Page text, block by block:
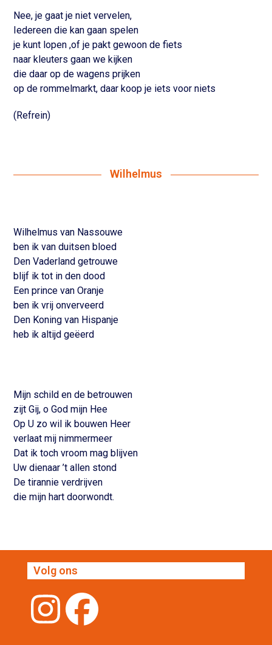
Nee, je gaat je niet vervelen,
Iedereen die kan gaan spelen
je kunt lopen ,of je pakt gewoon de fiets
naar kleuters gaan we kijken
die daar op de wagens prijken
op de rommelmarkt, daar koop je iets voor niets
(Refrein)
Wilhelmus
Wilhelmus van Nassouwe
ben ik van duitsen bloed
Den Vaderland getrouwe
blijf ik tot in den dood
Een prince van Oranje
ben ik vrij onverveerd
Den Koning van Hispanje
heb ik altijd geëerd
Mijn schild en de betrouwen
zijt Gij, o God mijn Hee
Op U zo wil ik bouwen Heer
verlaat mij nimmermeer
Dat ik toch vroom mag blijven
Uw dienaar ’t allen stond
De tirannie verdrijven
die mijn hart doorwondt.
Volg ons
Instagram
Facebook